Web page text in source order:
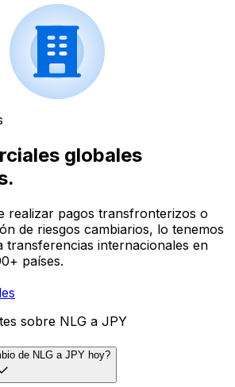
globales
realizar pagos transfronterizos o
de riesgos cambiarios, lo tenemos
transferencias internacionales en
países.
sobre NLG a JPY
de NLG a JPY hoy?